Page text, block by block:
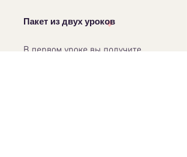
Пакет из двух уроков
В первом уроке вы получите